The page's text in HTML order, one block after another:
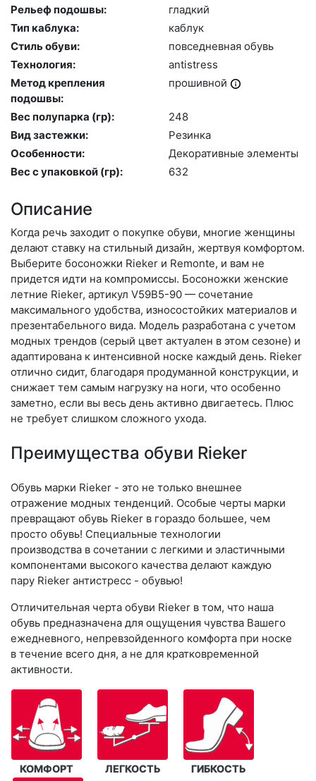
Рельеф подошвы:
глад­кий
Тип каблука:
каб­лук
Стиль обуви:
пов­седнев­ная обувь
Технология:
an­tist­ress
Метод крепления
подошвы:
про­шив­ной
Вес полупарка (гр):
248
Вид застежки:
Ре­зин­ка
Особенности:
Де­кора­тив­ные эле­мен­ты
Вес с упаковкой (гр):
632
Описание
Когда речь заходит о покупке обуви, многие женщины
делают ставку на стильный дизайн, жертвуя комфортом.
Выберите бо­сонож­ки Rieker и Remonte, и вам не
придется идти на компромиссы. Босоножки женские
летние Rieker, артикул V59B5-90 — сочетание
максимального удобства, износостойких материалов и
презентабельного вида. Модель разработана с учетом
модных трендов (се­рый цвет актуален в этом сезоне) и
адаптирована к интенсивной носке каждый день. Ri­eker
отлично сидит, благодаря продуманной конструкции, и
снижает тем самым нагрузку на ноги, что особенно
заметно, если вы весь день активно двигаетесь. Плюс
не требует слишком сложного ухода.
Преимущества обуви Rieker
Обувь марки Rieker - это не только внешнее
отражение модных тенденций. Особые черты марки
превращают обувь Rieker в гораздо большее, чем
просто обувь! Специальные технологии
производства в сочетании с легкими и эластичными
компонентами высокого качества делают каждую
пару Rieker антистресс - обувью!
Отличительная черта обуви Rieker в том, что наша
обувь предназначена для ощущения чувства Вашего
ежедневного, непревзойденного комфорта при носке
в течение всего дня, а не для кратковременной
активности.
КОМФОРТ ЛЕГКОСТЬ ГИБКОСТЬ